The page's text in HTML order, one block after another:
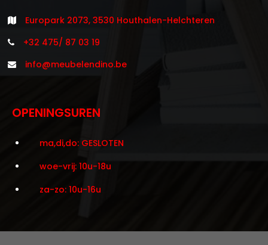
Europark 2073, 3530 Houthalen-Helchteren
+32 475/ 87 03 19
info@meubelendino.be
OPENINGSUREN
ma,di,do: GESLOTEN
woe-vrij: 10u-18u
za-zo: 10u-16u